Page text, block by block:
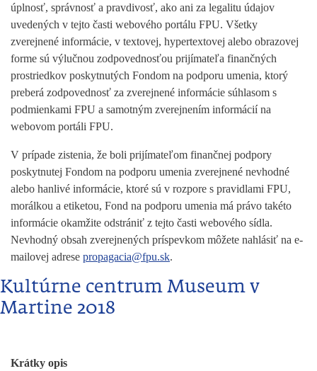
úplnosť, správnosť a pravdivosť, ako ani za legalitu údajov
uvedených v tejto časti webového portálu FPU. Všetky
zverejnené informácie, v textovej, hypertextovej alebo obrazovej
forme sú výlučnou zodpovednosťou prijímateľa finančných
prostriedkov poskytnutých Fondom na podporu umenia, ktorý
preberá zodpovednosť za zverejnené informácie súhlasom s
podmienkami FPU a samotným zverejnením informácií na
webovom portáli FPU.
V prípade zistenia, že boli prijímateľom finančnej podpory
poskytnutej Fondom na podporu umenia zverejnené nevhodné
alebo hanlivé informácie, ktoré sú v rozpore s pravidlami FPU,
morálkou a etiketou, Fond na podporu umenia má právo takéto
informácie okamžite odstrániť z tejto časti webového sídla.
Nevhodný obsah zverejnených príspevkom môžete nahlásiť na e-
mailovej adrese propagacia@fpu.sk.
Kultúrne centrum Museum v
Martine 2018
Krátky opis